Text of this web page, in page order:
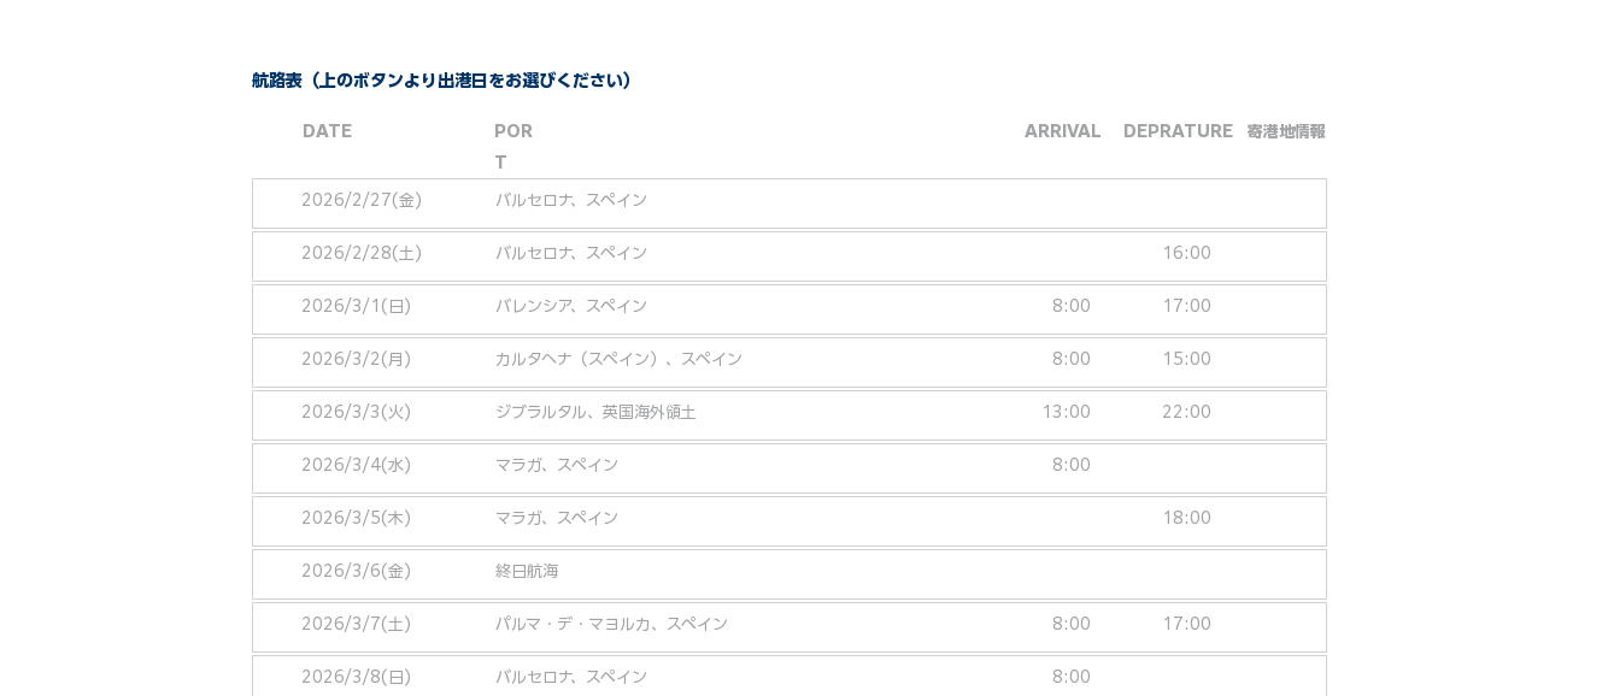
航路表（上のボタンより出港日をお選びください）
DATE
POR
T
ARRIVAL DEPRATURE ​寄港地情報
2026/2/27(金) バルセロナ、スペイン
2026/2/28(土) 16:00
バルセロナ、スペイン
2026/3/1(日) 8:00 17:00
バレンシア、スペイン
2026/3/2(月) 8:00 15:00
カルタヘナ（スペイン）、スペイン
2026/3/3(火) 13:00 22:00
ジブラルタル、英国海外領土
2026/3/4(水) 8:00
マラガ、スペイン
2026/3/5(木) 18:00
マラガ、スペイン
2026/3/6(金) 終日航海
2026/3/7(土) 8:00 17:00
パルマ・デ・マヨルカ、スペイン
2026/3/8(日) 8:00
バルセロナ、スペイン